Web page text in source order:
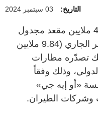
التاريخ: 03 سبتمبر 2024
سجل مطار دبي الدولي نحو 4.92 ملايين مقعد مجدول
على الرحلات الدولية خلال سبتمبر الجاري (9.84 ملايين
تصدّره مطارات
وذلك وفقاً
«أو إيه جي»
وشركات الطيران.